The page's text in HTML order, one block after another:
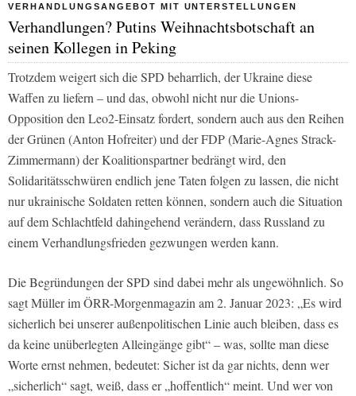
VERHANDLUNGSANGEBOT MIT UNTERSTELLUNGEN
Verhandlungen? Putins Weihnachtsbotschaft an
seinen Kollegen in Peking
Trotzdem weigert sich die SPD beharrlich, der Ukraine diese
Waffen zu liefern – und das, obwohl nicht nur die Unions-
Opposition den Leo2-Einsatz fordert, sondern auch aus den Reihen
der Grünen (Anton Hofreiter) und der FDP (Marie-Agnes Strack-
Zimmermann) der Koalitionspartner bedrängt wird, den
Solidaritätsschwüren endlich jene Taten folgen zu lassen, die nicht
nur ukrainische Soldaten retten können, sondern auch die Situation
auf dem Schlachtfeld dahingehend verändern, dass Russland zu
einem Verhandlungsfrieden gezwungen werden kann.
Die Begründungen der SPD sind dabei mehr als ungewöhnlich. So
sagt Müller im ÖRR-Morgenmagazin am 2. Januar 2023: „Es wird
sicherlich bei unserer außenpolitischen Linie auch bleiben, dass es
da keine unüberlegten Alleingänge gibt“ – was, sollte man diese
Worte ernst nehmen, bedeutet: Sicher ist da gar nichts, denn wer
„sicherlich“ sagt, weiß, dass er „hoffentlich“ meint. Und wer von